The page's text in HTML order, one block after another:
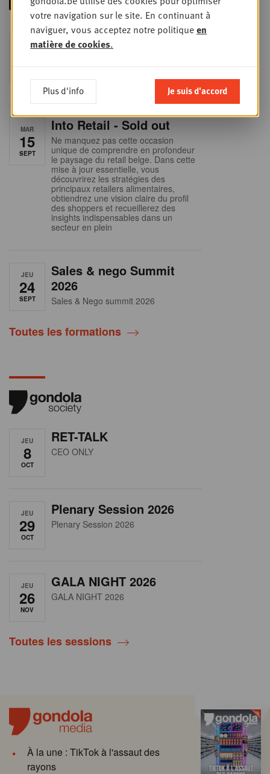
MER
Foodservice - Joint
onderhandelingstafel is geen toeval!
MAR
15
SEPT
Into Retail - Sold out
Ne manquez pas cette occasion
unique de comprendre en profondeur
le paysage du retail belge. Dans cette
mise à jour essentielle, vous
découvrirez les stratégies des
principaux retailers alimentaires,
obtiendrez une vision claire du profil
des shoppers et recueillerez des
insights indispensables dans un
secteur en plein
JEU
24
SEPT
Sales & nego Summit
2026
Sales & Nego summit 2026
Toutes les formations
JEU
8
OCT
RET-TALK
CEO ONLY
JEU
29
OCT
Plenary Session 2026
Plenary Session 2026
JEU
26
NOV
GALA NIGHT 2026
GALA NIGHT 2026
Toutes les sessions
À la une : TikTok à l'assaut des
rayons
votre navigation sur le site. En continuant à
naviguer, vous acceptez notre politiqueen
matière de cookies.
Plus d'info Je suis d'accord